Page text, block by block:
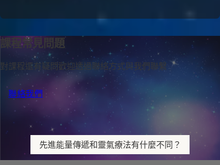
課程常見問題
對課程還有疑問歡迎透過聯絡方式與我們聯繫
聯絡我們
先進能量傳遞和靈氣療法有什麼不同？